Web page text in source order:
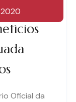
Oficial da